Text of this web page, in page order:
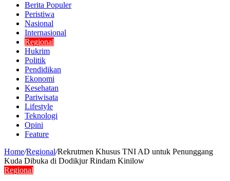
Berita Populer
Peristiwa
Nasional
Internasional
Regional
Hukrim
Politik
Pendidikan
Ekonomi
Kesehatan
Pariwisata
Lifestyle
Teknologi
Opini
Feature
Home/Regional/Rekrutmen Khusus TNI AD untuk Penunggang
Kuda Dibuka di Dodikjur Rindam Kinilow
Regional